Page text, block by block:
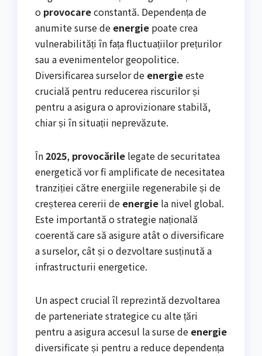
o provocareconstantă. Dependența de
anumite surse de energie poate crea
vulnerabilități în fața fluctuațiilor prețurilor
sau a evenimentelor geopolitice.
Diversificarea surselor de energieeste
crucială pentru reducerea riscurilor și
pentru a asigura o aprovizionare stabilă,
chiar și în situații neprevăzute.
În2025, provocările legate de securitatea
energetică vor fi amplificate de necesitatea
tranziției către energiile regenerabile și de
creșterea cererii de energie la nivel global.
Este importantă o strategie națională
coerentă care să asigure atât o diversificare
a surselor, cât și o dezvoltare susținută a
infrastructurii energetice.
Un aspect crucial îl reprezintă dezvoltarea
de parteneriate strategice cu alte țări
pentru a asigura accesul la surse de energie
diversificate și pentru a reduce dependența